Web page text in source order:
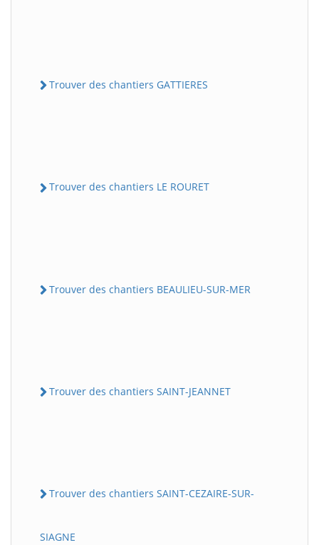
Trouver des chantiers GATTIERES
Trouver des chantiers LE ROURET
Trouver des chantiers BEAULIEU-SUR-MER
Trouver des chantiers SAINT-JEANNET
Trouver des chantiers SAINT-CEZAIRE-SUR-
SIAGNE